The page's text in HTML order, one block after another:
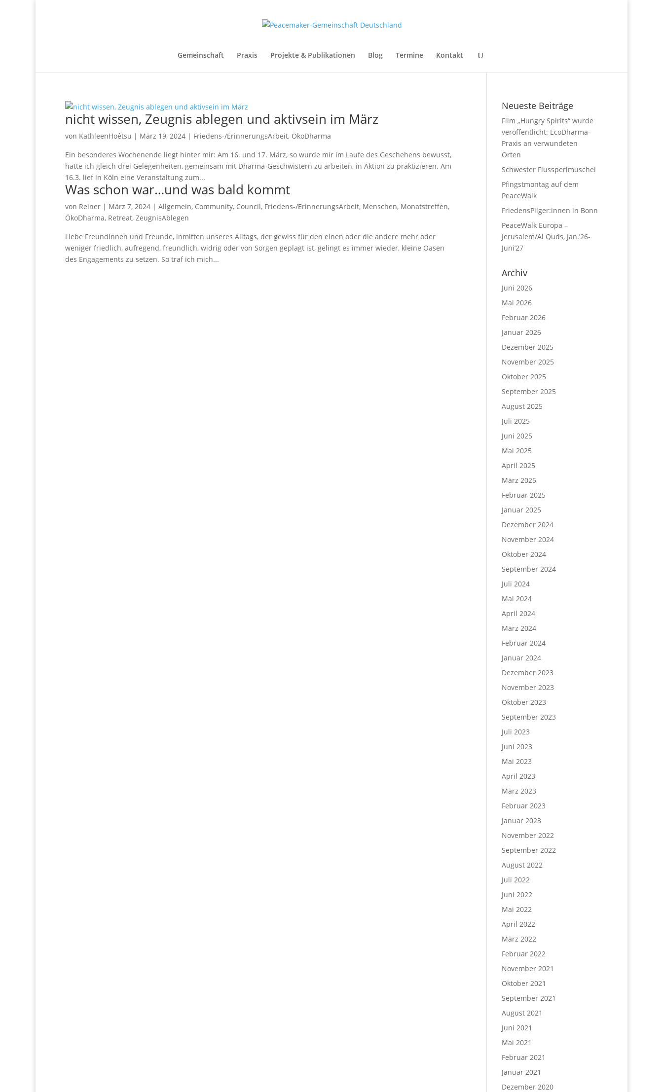
Gemeinschaft Praxis Projekte & Publikationen Blog Termine Kontakt
nicht wissen, Zeugnis ablegen und aktivsein im März
von KathleenHoêtsu | März 19, 2024 | Friedens-/ErinnerungsArbeit, ÖkoDharma
Ein besonderes Wochenende liegt hinter mir: Am 16. und 17. März, so wurde mir im Laufe des Geschehens bewusst,
hatte ich gleich drei Gelegenheiten, gemeinsam mit Dharma-Geschwistern zu arbeiten, in Aktion zu praktizieren. Am
16.3. lief in Köln eine Veranstaltung zum...
Was schon war…und was bald kommt
von Reiner | März 7, 2024 | Allgemein, Community, Council, Friedens-/ErinnerungsArbeit, Menschen, Monatstreffen,
ÖkoDharma, Retreat, ZeugnisAblegen
Liebe Freundinnen und Freunde, inmitten unseres Alltags, der gewiss für den einen oder die andere mehr oder
weniger friedlich, aufregend, freundlich, widrig oder von Sorgen geplagt ist, gelingt es immer wieder, kleine Oasen
des Engagements zu setzen. So traf ich mich...
Neueste Beiträge
Film „Hungry Spirits“ wurde
veröffentlicht: EcoDharma-
Praxis an verwundeten
Orten
Schwester Flussperlmuschel
Pfingstmontag auf dem
PeaceWalk
FriedensPilger:innen in Bonn
PeaceWalk Europa –
Jerusalem/Al Quds, Jan.’26-
Juni’27
Archiv
Juni 2026
Mai 2026
Februar 2026
Januar 2026
Dezember 2025
November 2025
Oktober 2025
September 2025
August 2025
Juli 2025
Juni 2025
Mai 2025
April 2025
März 2025
Februar 2025
Januar 2025
Dezember 2024
November 2024
Oktober 2024
September 2024
Juli 2024
Mai 2024
April 2024
März 2024
Februar 2024
Januar 2024
Dezember 2023
November 2023
Oktober 2023
September 2023
Juli 2023
Juni 2023
Mai 2023
April 2023
März 2023
Februar 2023
Januar 2023
November 2022
September 2022
August 2022
Juli 2022
Juni 2022
Mai 2022
April 2022
März 2022
Februar 2022
November 2021
Oktober 2021
September 2021
August 2021
Juni 2021
Mai 2021
Februar 2021
Januar 2021
Dezember 2020